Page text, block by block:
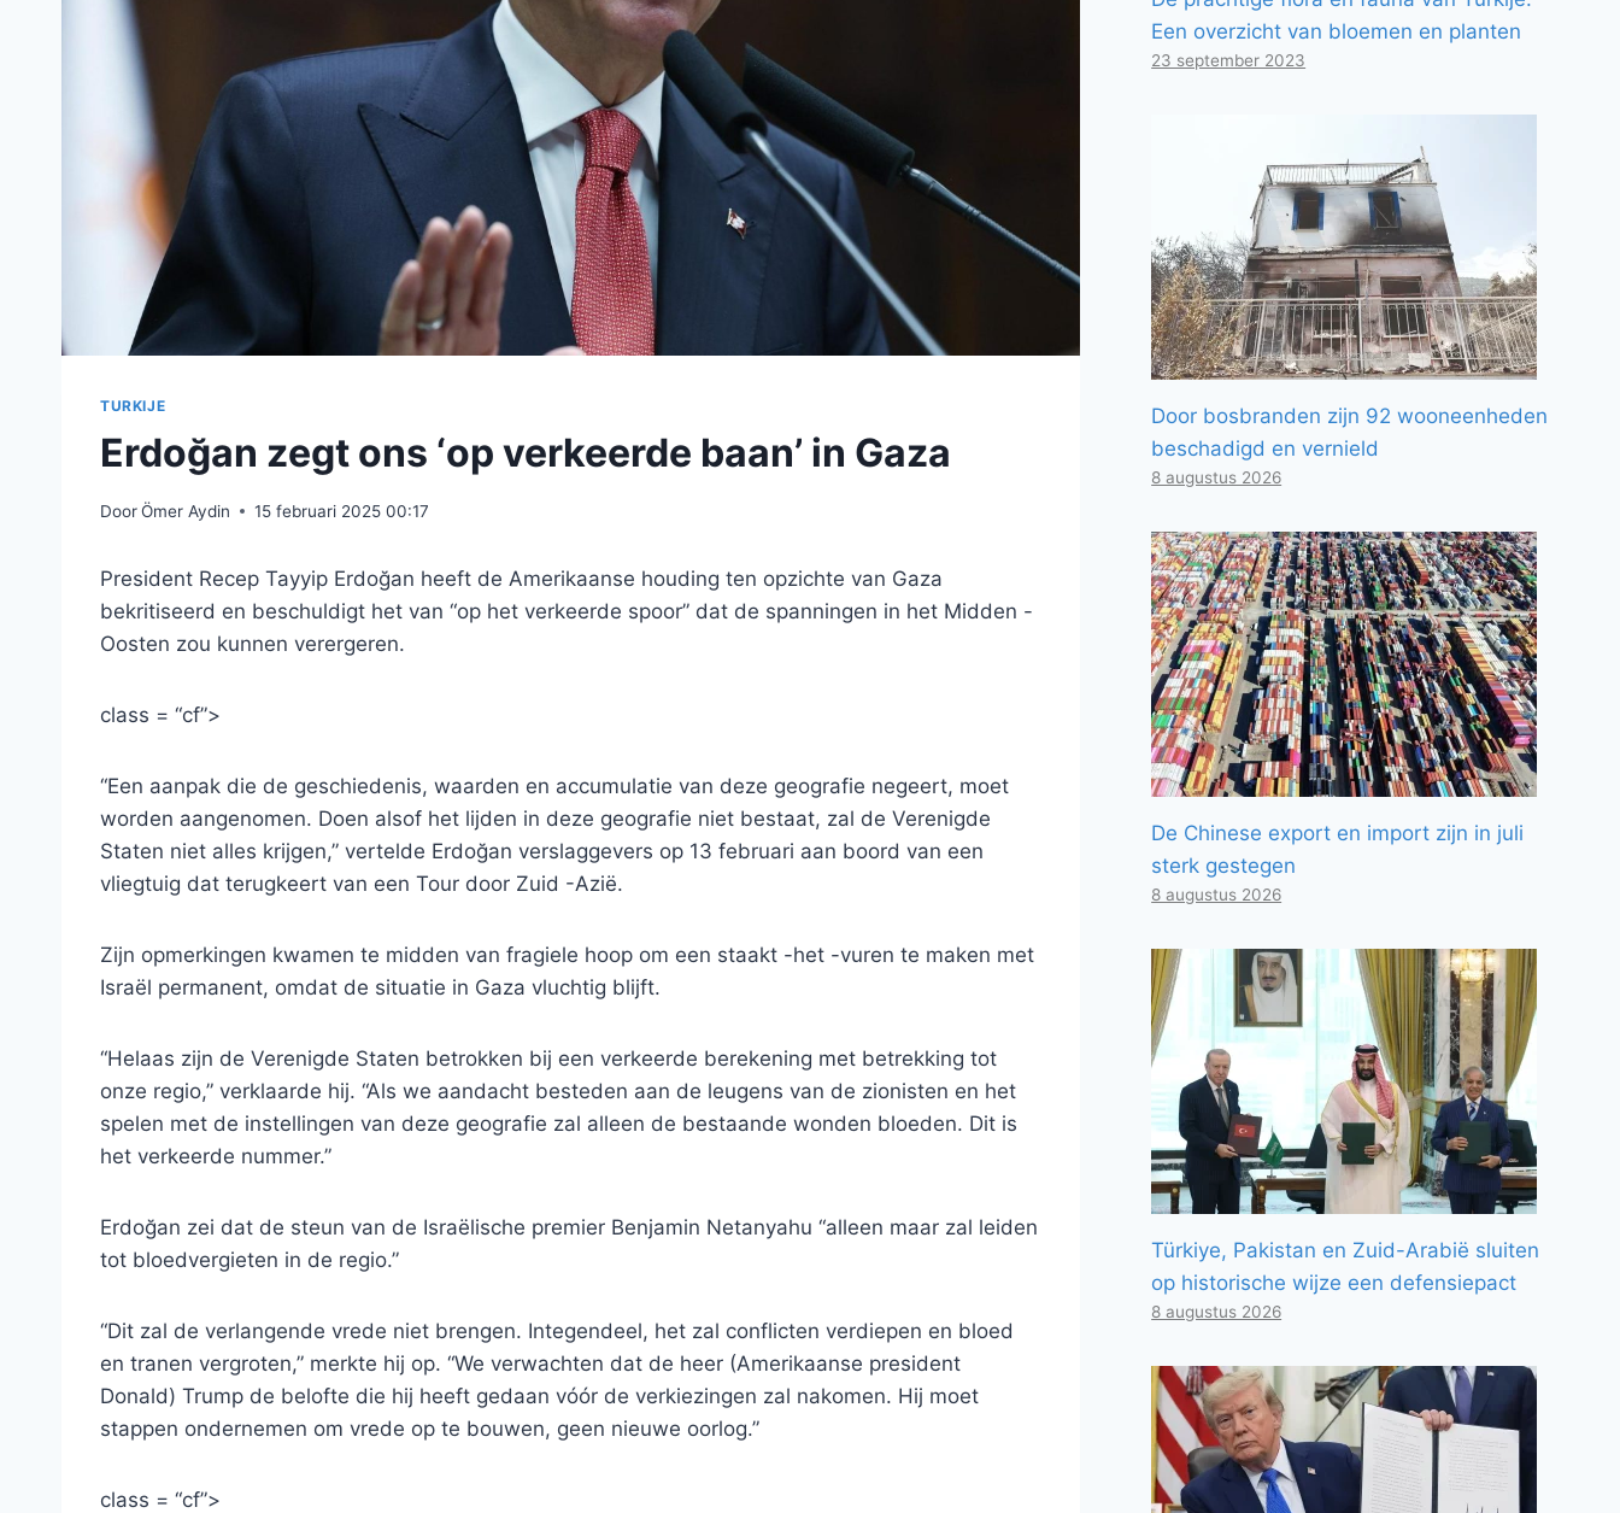
TURKIJE
Erdoğan zegt ons ‘op verkeerde baan’ in Gaza
DoorÖmer Aydin 15 februari 2025 00:17
President Recep Tayyip Erdoğan heeft de Amerikaanse houding ten opzichte van Gaza
bekritiseerd en beschuldigt het van “op het verkeerde spoor” dat de spanningen in het Midden -
Oosten zou kunnen verergeren.
class = “cf”>
“Een aanpak die de geschiedenis, waarden en accumulatie van deze geografie negeert, moet
worden aangenomen. Doen alsof het lijden in deze geografie niet bestaat, zal de Verenigde
Staten niet alles krijgen,” vertelde Erdoğan verslaggevers op 13 februari aan boord van een
vliegtuig dat terugkeert van een Tour door Zuid -Azië.
Zijn opmerkingen kwamen te midden van fragiele hoop om een ​​staakt -het -vuren te maken met
Israël permanent, omdat de situatie in Gaza vluchtig blijft.
“Helaas zijn de Verenigde Staten betrokken bij een verkeerde berekening met betrekking tot
onze regio,” verklaarde hij. “Als we aandacht besteden aan de leugens van de zionisten en het
spelen met de instellingen van deze geografie zal alleen de bestaande wonden bloeden. Dit is
het verkeerde nummer.”
Erdoğan zei dat de steun van de Israëlische premier Benjamin Netanyahu “alleen maar zal leiden
tot bloedvergieten in de regio.”
“Dit zal de verlangende vrede niet brengen. Integendeel, het zal conflicten verdiepen en bloed
en tranen vergroten,” merkte hij op. “We verwachten dat de heer (Amerikaanse president
Donald) Trump de belofte die hij heeft gedaan vóór de verkiezingen zal nakomen. Hij moet
stappen ondernemen om vrede op te bouwen, geen nieuwe oorlog.”
class = “cf”>
Een overzicht van bloemen en planten
23 september 2023
Door bosbranden zijn 92 wooneenheden
beschadigd en vernield
8 augustus 2026
De Chinese export en import zijn in juli
sterk gestegen
8 augustus 2026
Türkiye, Pakistan en Zuid-Arabië sluiten
op historische wijze een defensiepact
8 augustus 2026